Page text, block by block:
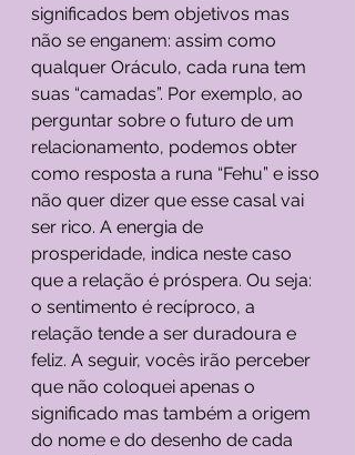
significados bem objetivos mas
não se enganem: assim como
qualquer Oráculo, cada runa tem
suas “camadas”. Por exemplo, ao
perguntar sobre o futuro de um
relacionamento, podemos obter
como resposta a runa “Fehu” e isso
não quer dizer que esse casal vai
ser rico. A energia de
prosperidade, indica neste caso
que a relação é próspera. Ou seja:
o sentimento é recíproco, a
relação tende a ser duradoura e
feliz. A seguir, vocês irão perceber
que não coloquei apenas o
significado mas também a origem
do nome e do desenho de cada